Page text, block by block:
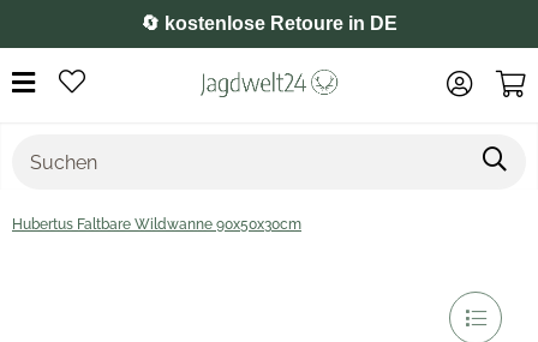
🔄 kostenlose Retoure in DE
Hubertus Faltbare Wildwanne 90x50x30cm